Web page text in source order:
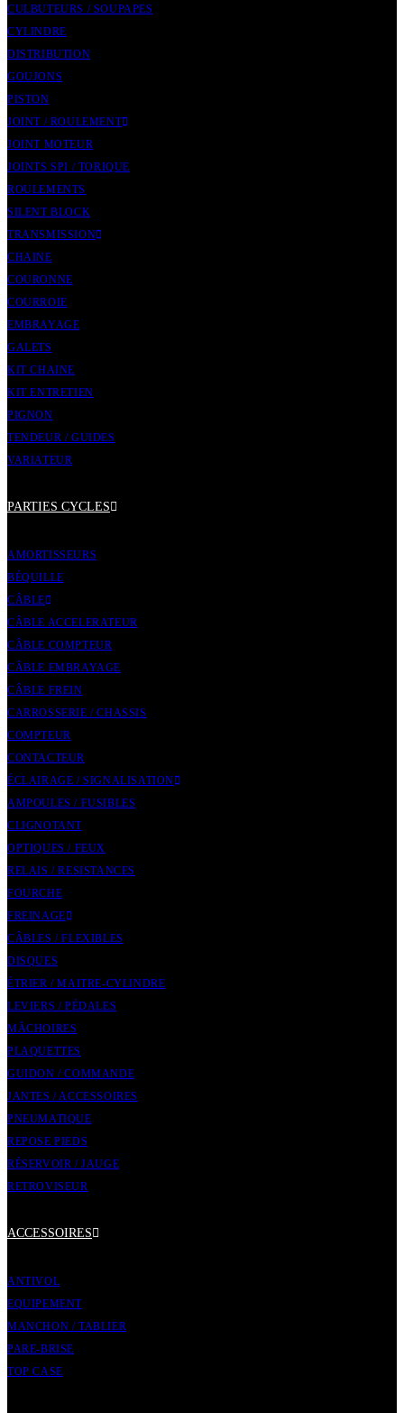
CULBUTEURS / SOUPAPES
CYLINDRE
DISTRIBUTION
GOUJONS
PISTON
JOINT / ROULEMENT
JOINT MOTEUR
JOINTS SPI / TORIQUE
ROULEMENTS
SILENT BLOCK
TRANSMISSION
CHAINE
COURONNE
COURROIE
EMBRAYAGE
GALETS
KIT CHAINE
KIT ENTRETIEN
PIGNON
TENDEUR / GUIDES
VARIATEUR
PARTIES CYCLES
AMORTISSEURS
BÉQUILLE
CÂBLE
CÂBLE ACCELERATEUR
CÂBLE COMPTEUR
CÂBLE EMBRAYAGE
CÂBLE FREIN
CARROSSERIE / CHASSIS
COMPTEUR
CONTACTEUR
ÉCLAIRAGE / SIGNALISATION
AMPOULES / FUSIBLES
CLIGNOTANT
OPTIQUES / FEUX
RELAIS / RESISTANCES
FOURCHE
FREINAGE
CÂBLES / FLEXIBLES
DISQUES
ÉTRIER / MAITRE-CYLINDRE
LEVIERS / PÉDALES
MÂCHOIRES
PLAQUETTES
GUIDON / COMMANDE
JANTES / ACCESSOIRES
PNEUMATIQUE
REPOSE PIEDS
RÉSERVOIR / JAUGE
RETROVISEUR
ACCESSOIRES
ANTIVOL
EQUIPEMENT
MANCHON / TABLIER
PARE-BRISE
TOP CASE